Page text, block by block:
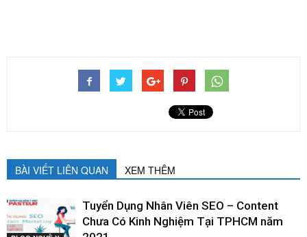
BÀI VIẾT LIÊN QUAN XEM THÊM
Tuyển Dụng Nhân Viên SEO – Content
Chưa Có Kinh Nghiệm Tại TPHCM năm